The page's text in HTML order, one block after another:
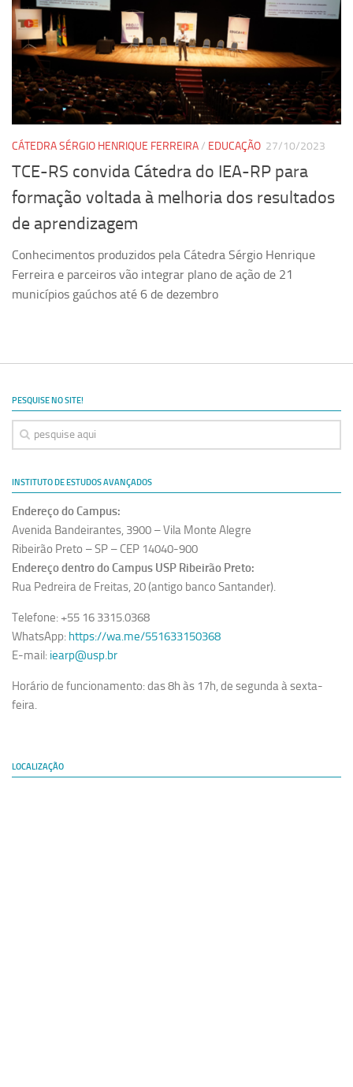
Relatórios
Revista Estudos Avançados
Espaço Cultural
Contato
Newsletter
CÁTEDRA SÉRGIO HENRIQUE FERREIRA/ EDUCAÇÃO 27/10/2023
TCE-RS convida Cátedra do IEA-RP para
formação voltada à melhoria dos resultados
de aprendizagem
Conhecimentos produzidos pela Cátedra Sérgio Henrique
Ferreira e parceiros vão integrar plano de ação de 21
municípios gaúchos até 6 de dezembro
PESQUISE NO SITE!
INSTITUTO DE ESTUDOS AVANÇADOS
Endereço do Campus:
Avenida Bandeirantes, 3900 – Vila Monte Alegre
Ribeirão Preto – SP – CEP 14040-900
Endereço dentro do Campus USP Ribeirão Preto:
Rua Pedreira de Freitas, 20 (antigo banco Santander).
Telefone: +55 16 3315.0368
WhatsApp: https://wa.me/551633150368
E-mail: iearp@usp.br
Horário de funcionamento: das 8h às 17h, de segunda à sexta-
feira.
LOCALIZAÇÃO